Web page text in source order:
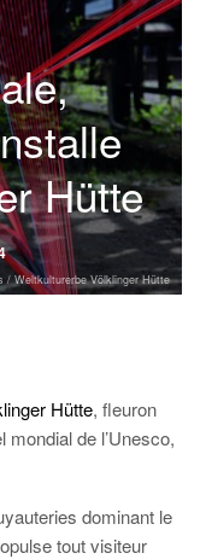
Hütte
Weltkulturerbe Völklinger Hütte
Hütte, fleuron
de l’Unesco,
dominant le
tout visiteur